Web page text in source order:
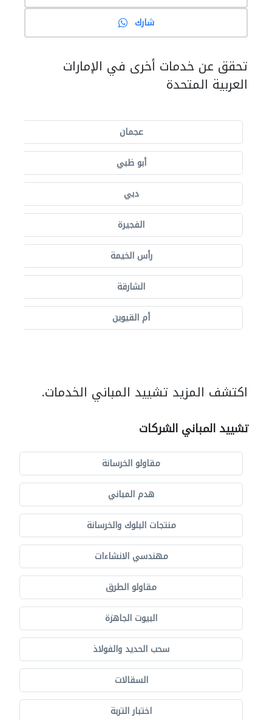
شارك
تحقق عن خدمات أخرى في الإمارات
العربية المتحدة
عجمان
أبو ظبي
دبي
الفجيرة
رأس الخيمة
الشارقة
أم القيوين
اكتشف المزيد تشييد المباني الخدمات.
تشييد المباني الشركات
مقاولو الخرسانة
هدم المباني
منتجات البلوك والخرسانة
مهندسي الانشاءات
مقاولو الطرق
البيوت الجاهزة
سحب الحديد والفولاذ
السقالات
اختبار التربة